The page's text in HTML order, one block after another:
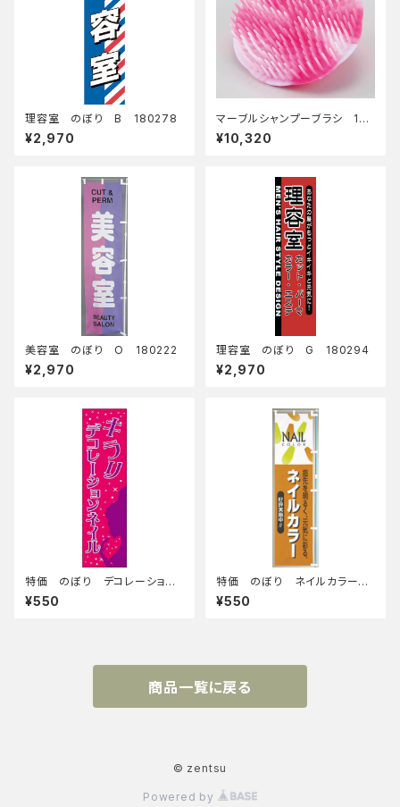
理容室 のぼり B 180278
¥2,970
マーブルシャンプーブラシ 120
個セット
¥10,320
美容室 のぼり O 180222
¥2,970
理容室 のぼり G 180294
¥2,970
特価 のぼり デコレーション
ネイル 180254
¥550
特価 のぼり ネイルカラー 1
80296
¥550
商品一覧に戻る
© zentsu
Powered by